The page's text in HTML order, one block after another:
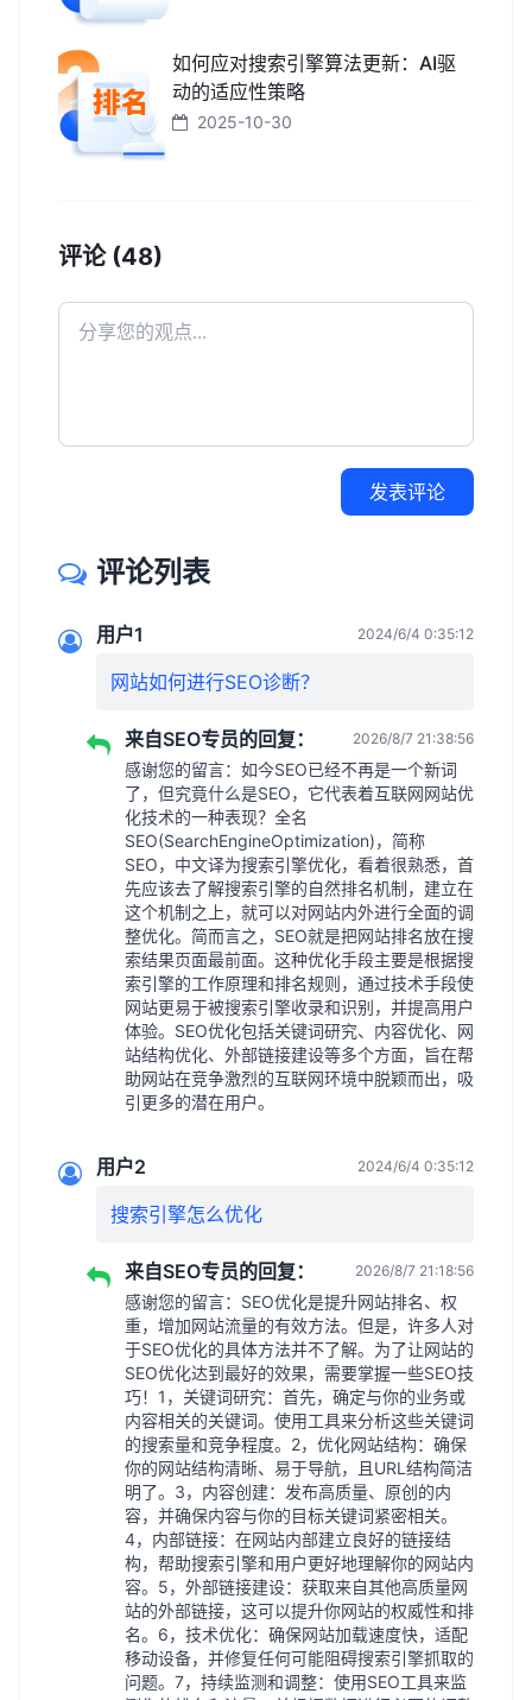
如何应对搜索引擎算法更新：AI驱
动的适应性策略
2025-10-30
评论 (48)
发表评论
评论列表
用户1 2024/6/4 0:35:12
网站如何进行SEO诊断？
来自SEO专员的回复： 2026/8/7 21:38:56
感谢您的留言：如今SEO已经不再是一个新词
了，但究竟什么是SEO，它代表着互联网网站优
化技术的一种表现？全名
SEO(SearchEngineOptimization)，简称
SEO，中文译为搜索引擎优化，看着很熟悉，首
先应该去了解搜索引擎的自然排名机制，建立在
这个机制之上，就可以对网站内外进行全面的调
整优化。简而言之，SEO就是把网站排名放在搜
索结果页面最前面。这种优化手段主要是根据搜
索引擎的工作原理和排名规则，通过技术手段使
网站更易于被搜索引擎收录和识别，并提高用户
体验。SEO优化包括关键词研究、内容优化、网
站结构优化、外部链接建设等多个方面，旨在帮
助网站在竞争激烈的互联网环境中脱颖而出，吸
引更多的潜在用户。
用户2 2024/6/4 0:35:12
搜索引擎怎么优化
来自SEO专员的回复： 2026/8/7 21:18:56
感谢您的留言：SEO优化是提升网站排名、权
重，增加网站流量的有效方法。但是，许多人对
于SEO优化的具体方法并不了解。为了让网站的
SEO优化达到最好的效果，需要掌握一些SEO技
巧！1，关键词研究：首先，确定与你的业务或
内容相关的关键词。使用工具来分析这些关键词
的搜索量和竞争程度。2，优化网站结构：确保
你的网站结构清晰、易于导航，且URL结构简洁
明了。3，内容创建：发布高质量、原创的内
容，并确保内容与你的目标关键词紧密相关。
4，内部链接：在网站内部建立良好的链接结
构，帮助搜索引擎和用户更好地理解你的网站内
容。5，外部链接建设：获取来自其他高质量网
站的外部链接，这可以提升你网站的权威性和排
名。6，技术优化：确保网站加载速度快，适配
移动设备，并修复任何可能阻碍搜索引擎抓取的
问题。7，持续监测和调整：使用SEO工具来监